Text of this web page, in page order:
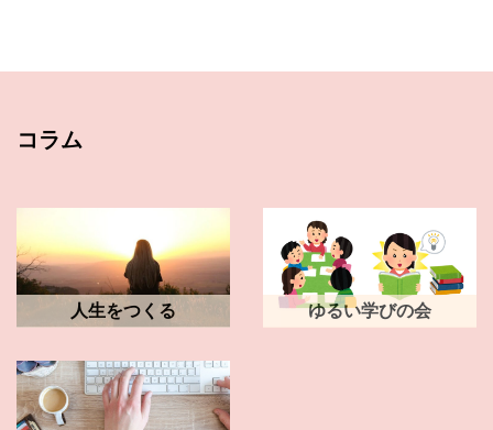
コラム
人生をつくる ゆるい学びの会